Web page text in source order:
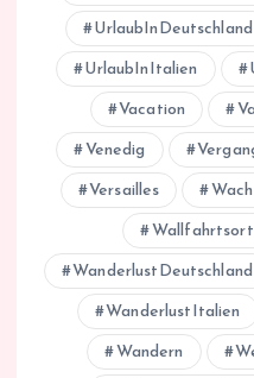
UrlaubInDeutschland
UrlaubInItalien
Vacation
Venedig
Versailles
Wallfahrtsort
WanderlustDeutschland
WanderlustItalien
Wandern